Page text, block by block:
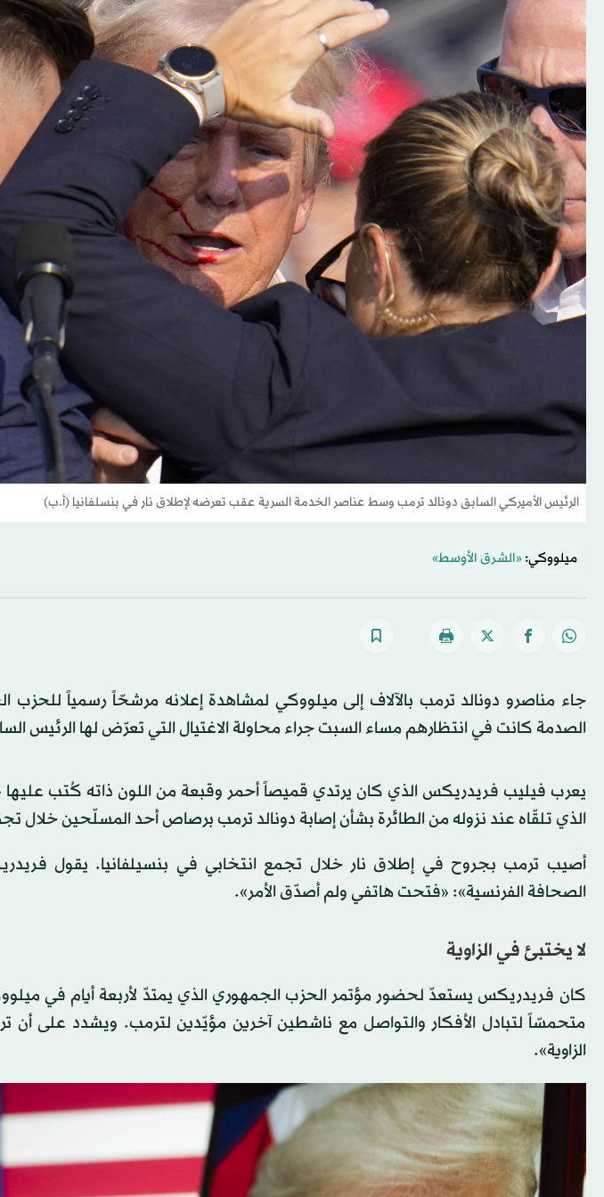
الرئيس الأميركي السابق دونالد ترمب وسط عناصر الخدمة السرية عقب تعرضه لإطلاق نار في بنسلفانيا (أ.ب)
ميلووكي: «الشرق الأوسط»
جاء مناصرو دونالد ترمب بالآلاف إلى ميلووكي لمشاهدة إعلانه مرشحّاً رسمياً للحزب
الصدمة كانت في انتظارهم مساء السبت جراء محاولة الاغتيال التي تعرّض لها الرئيس
يعرب فيليب فريدريكس الذي كان يرتدي قميصاً أحمر وقبعة من اللون ذاته كُتب
الذي تلقّاه عند نزوله من الطائرة بشأن إصابة دونالد ترمب برصاص أحد المسلّحين خلال
أصيب ترمب بجروح في إطلاق نار خلال تجمع انتخابي في بنسيلفانيا. يقول
الصحافة الفرنسية»: «فتحت هاتفي ولم أصدّق الأمر».
لا يختبئ في الزاوية
كان فريدريكس يستعدّ لحضور مؤتمر الحزب الجمهوري الذي يمتدّ لأربعة أيام في
متحمسّاً لتبادل الأفكار والتواصل مع ناشطين آخرين مؤيّدين لترمب. ويشدد على
الزاوية».